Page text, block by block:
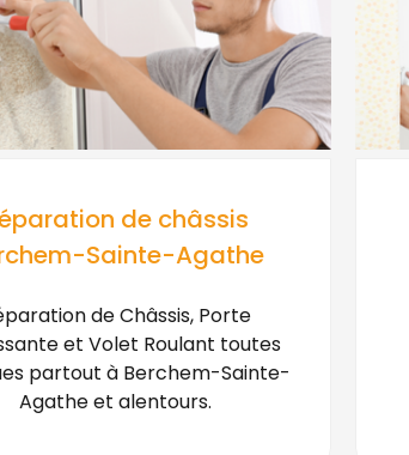
de châssis
Sainte-Agathe
de Châssis, Porte
et Volet Roulant toutes
partout à Berchem-Sainte-
Agathe et alentours.